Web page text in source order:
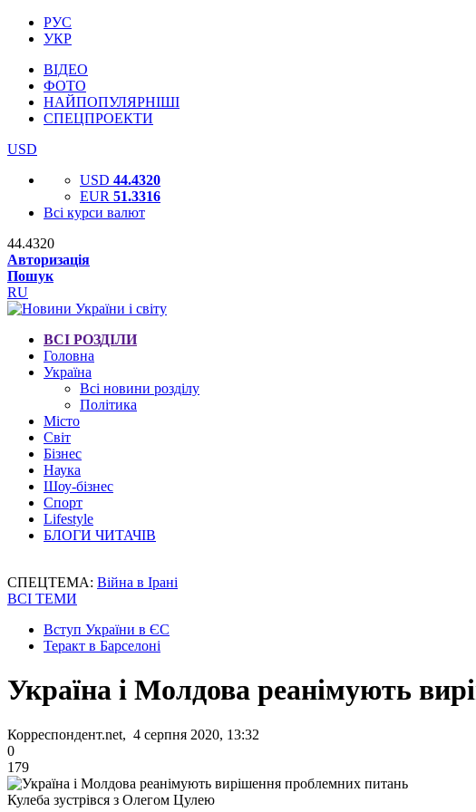
РУС
УКР
ВІДЕО
ФОТО
НАЙПОПУЛЯРНІШІ
СПЕЦПРОЕКТИ
USD
USD 44.4320
EUR 51.3316
Всі курси валют
44.4320
Авторизація
Пошук
RU
ВСІ РОЗДІЛИ
Головна
Україна
Всі новини розділу
Політика
Місто
Світ
Бізнес
Наука
Шоу-бізнес
Спорт
Lifestyle
БЛОГИ ЧИТАЧІВ
СПЕЦТЕМА: Війна в Ірані
ВСІ ТЕМИ
Вступ України в ЄС
Теракт в Барселоні
Україна і Молдова реанімують
Корреспондент.net, 4 серпня 2020, 13:32
0
179
Кулеба зустрівся з Олегом Цулею